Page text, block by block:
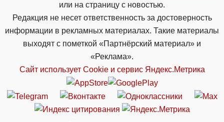
или на страницу с новостью.
Редакция не несет ответственность за достоверность
информации в рекламных материалах. Такие материалы
выходят с пометкой «Партнёрский материал» и
«Реклама».
Сайт использует Cookie и сервиc Яндекс.Метрика